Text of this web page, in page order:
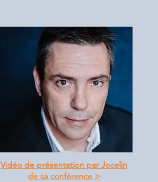
Vidéo de présentation par Jocelin
de sa conférence >